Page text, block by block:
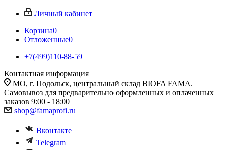
Личный кабинет
Корзина0
Отложенные0
+7(499)110-88-59
Контактная информация
МО, г. Подольск, центральный склад BIOFA FAMA.
Самовывоз для предварительно оформленных и оплаченных
заказов 9:00 - 18:00
shop@famaprofi.ru
Вконтакте
Telegram